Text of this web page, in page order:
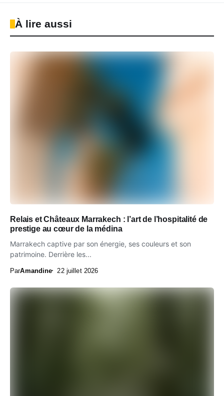
À lire aussi
Relais et Châteaux Marrakech : l’art de l’hospitalité de
prestige au cœur de la médina
Marrakech captive par son énergie, ses couleurs et son
patrimoine. Derrière les...
ParAmandine 22 juillet 2026